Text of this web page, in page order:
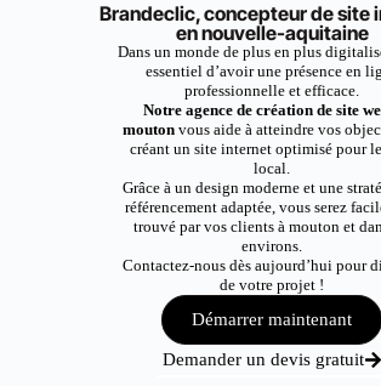
Brandeclic, concepteur de site
en nouvelle-aquitaine
Dans un monde de plus en plus
essentiel d’avoir une présence en
professionnelle et efficace.
Notre agence de création de site
mouton vous aide à atteindre vos
créant un site internet optimisé pour
local.
Grâce à un design moderne et une
référencement adaptée, vous serez
trouvé par vos clients à mouton et
environs.
Contactez-nous dès aujourd’hui pour
de votre projet !
Démarrer maintenant
Demander un devis gratuit